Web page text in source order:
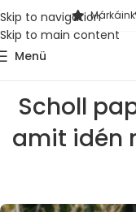
Skip to navigation
Skip to main content
Márkáink
Menü
Scholl
amit idén